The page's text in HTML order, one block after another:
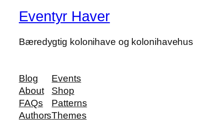
Eventyr Haver
Bæredygtig kolonihave og kolonihavehus
Blog
About
FAQs
Authors
Events
Shop
Patterns
Themes